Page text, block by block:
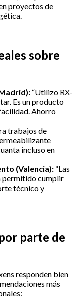
proyectos de
sobre
“Utilizo RX-
Es un producto
Ahorro
trabajos de
incluso en
(Valencia): “Las
permitido cumplir
técnico y
parte de
responden bien
más